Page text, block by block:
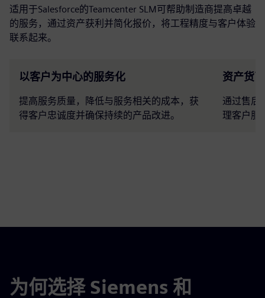
适用于Salesforce的Teamcenter SLM可帮助制造商提高卓越
的服务，通过资产获利并简化报价，将工程精度与客户体验
联系起来。
以客户为中心的服务化
提高服务质量，降低与服务相关的成本，获
得客户忠诚度并确保持续的产品改进。
资产货
通过售后
理客户服
为何选择 Siemens 和